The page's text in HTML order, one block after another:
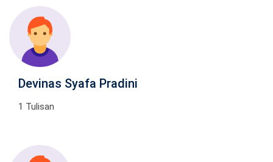
Devinas Syafa Pradini
1 Tulisan